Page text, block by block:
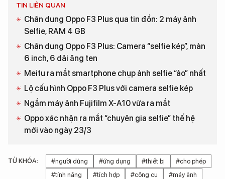
TIN LIÊN QUAN
Chân dung Oppo F3 Plus qua tin đồn: 2 máy ảnh
Selfie, RAM 4 GB
Chân dung Oppo F3 Plus: Camera “selfie kép”, màn
6 inch, 6 dải ăng ten
Meitu ra mắt smartphone chụp ảnh selfie “ảo” nhất
Lộ cấu hình Oppo F3 Plus với camera selfie kép
Ngắm máy ảnh Fujifilm X-A10 vừa ra mắt
Oppo xác nhận ra mắt “chuyên gia selfie” thế hệ
mới vào ngày 23/3
TỪ KHÓA: #người dùng #ứng dụng #thiết bị
#cho phép
#tính năng
#tích hợp #công cụ #máy ảnh